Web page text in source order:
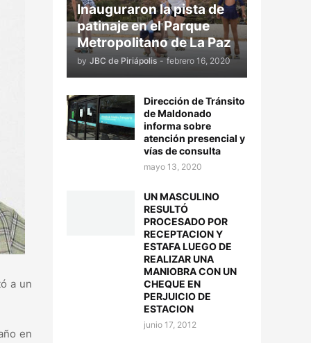
a un
en
Inauguraron la pista de
patinaje en el Parque
Metropolitano de La Paz
by JBC de Piriápolis - febrero 16, 2020
Dirección de Tránsito
de Maldonado
informa sobre
atención presencial y
vías de consulta
mayo 13, 2020
UN MASCULINO
RESULTÓ
PROCESADO POR
RECEPTACION Y
ESTAFA LUEGO DE
REALIZAR UNA
MANIOBRA CON UN
CHEQUE EN
PERJUICIO DE
ESTACION
junio 17, 2012